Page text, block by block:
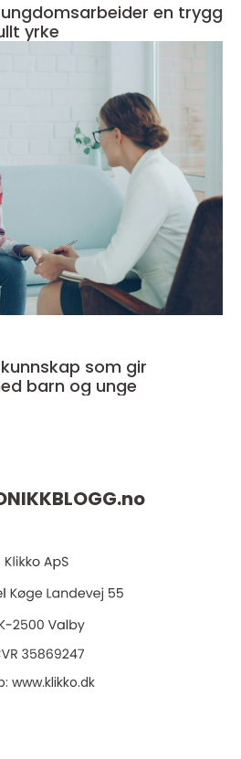
en trygg
yrke
barn og unge
no
www.klikko.dk